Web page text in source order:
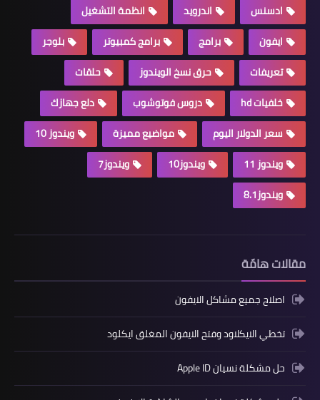
ادسنس اندرويد
انظمة التشغيل
ايفون
برامج برامج كمبيوتر
بلوجر
تعريفات
حرق نسخ الويندوز
حلقات
خلفيات hd
دروس فوتوشوب
دلع جهازك
سعر الدولار اليوم
مواضيع مميزة
ويندوز 10
ويندوز 11
ويندوز10
ويندوز7
ويندوز8.1
مقالات هامّة
اصلاح جميع مشاكل الايفون
تخطي الايكلاود وفتح الايفون المغلق ايكلود
حل مشكلة نسيان Apple ID